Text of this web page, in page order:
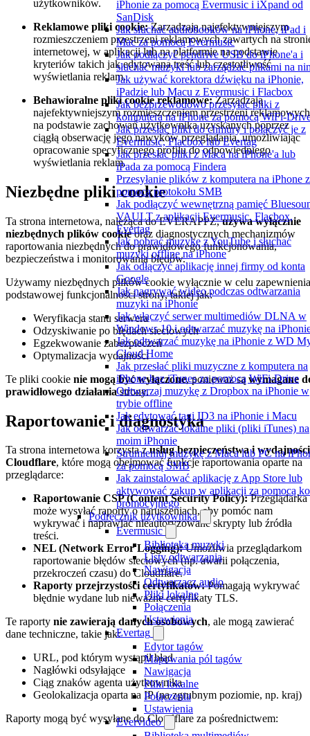
iPhonie za pomocą Evermusic i iXpand od
SanDisk
Jak słuchać audiobooków na iPhone, iPad i
Mac za pomocą Evermusic
Jak podłączyć pendrive USB do iPhone'a i
słuchać muzyki lub zarządzać plikami na
Jak używać korektora dźwięku na iPhonie,
iPadzie lub Macu z Evermusic i Flacbox
Jak bezprzewodowo przesyłać pliki z
komputera na iPhone za pomocą WiFi-
Jak przesłać pliki do chmury i połączyć je z
Evermusic, Flacbox lub Evertag
Jak przesłać pliki z Maca na iPhone'a lub
iPada za pomocą Findera
Przesyłanie plików z komputera na iPhone
pomocą protokołu SMB
Jak podłączyć wewnętrzną pamięć
VAULT z aplikacji Evermusic, Flacbox,
Evertag
Jak pobrać muzykę z YouTube i słuchać
muzyki offline na iPhone
Jak odłączyć aplikację innej firmy od konta
Google
Jak nagrywać wideo podczas odtwarzania
muzyki na iPhonie
Jak włączyć serwer multimediów DLNA w
Windows 10 i odtwarzać muzykę na
Jak odtwarzać muzykę na iPhonie z WD
Cloud Home
Jak przesłać pliki muzyczne z komputera na
iPhone bez iTunes za pomocą WiFi-Drive
Odtwarzaj muzykę z Dropbox na iPhonie w
trybie offline
Jak edytować tagi ID3 na iPhonie i Macu
Jak odtwarzać lokalne pliki (pliki iTunes) na
moim iPhonie
Strumieniuj muzykę z Maca lub PC na
za pomocą SMB
Jak zainstalować aplikację z App Store lub
aktywować zakup w aplikacji za pomocą
promocyjnego
Podręcznik użytkownika
Evermusic
Biblioteka muzyki
Listy odtwarzania
Nawigacja
Odtwarzacz audio
Pliki lokalne
Połączenia
Ustawienia
Evertag
Edytor tagów
Mapowania pól tagów
Nawigacja
Pliki lokalne
Połączenia
Ustawienia
Evervideo
użytkowników.
Reklamowe pliki cookie:Zarządzają najefektywniejszym
rozmieszczeniem przestrzeni reklamowych zawartych na
internetowej, w aplikacji lub na platformie na podstawie
kryteriów takich jak edytowana treść lub częstotliwość
wyświetlania reklam.
Behawioralne pliki cookie reklamowe:Zarządzają
najefektywniejszym rozmieszczeniem przestrzeni reklamowych
na podstawie zachowań użytkownika uzyskanych poprzez
ciągłą obserwację jego nawyków przeglądania, umożliwiając
opracowanie specyficznego profilu do odpowiedniego
wyświetlania reklam.
Niezbędne pliki cookie
Ta strona internetowa, należąca do EVERAPPZ,używa wyłącznie
niezbędnych plików cookieoraz diagnostycznych mechanizmów
raportowania niezbędnych do prawidłowego funkcjonowania,
bezpieczeństwa i monitorowania błędów.
Używamy niezbędnych plików cookie wyłącznie w celu zapewnienia
podstawowej funkcjonalności strony, takiej jak:
Weryfikacja stanu serwera
Odzyskiwanie po błędach sieciowych
Egzekwowanie zabezpieczeń
Optymalizacja wydajności
Te pliki cookie nie mogą być wyłączone, ponieważ sąwymagane
prawidłowego działaniastrony.
Raportowanie i diagnostyka
Ta strona internetowa korzysta zusług bezpieczeństwa i wydajności
Cloudflare, które mogą obejmować funkcje raportowania oparte na
przeglądarce:
Raportowanie CSP (Content Security Policy):Przeglądarka
może wysyłać raporty o naruszeniach, aby pomóc nam
wykrywać i naprawiać nieautoryzowane skrypty lub źródła
treści.
NEL (Network Error Logging):Umożliwia przeglądarkom
raportowanie błędów sieciowych (np. awarii połączenia,
przekroczeń czasu) do Cloudflare.
Raporty przejrzystości certyfikatów:Pomagają wykrywać
błędnie wydane lub nieważne certyfikaty TLS.
Te raporty nie zawierają danych osobowych, ale mogą zawierać
dane techniczne, takie jak:
URL, pod którym wystąpił błąd
Nagłówki odsyłające
Ciąg znaków agenta użytkownika
Geolokalizacja oparta na IP (na zgrubnym poziomie, np. kraj)
Raporty mogą być wysyłane do Cloudflare za pośrednictwem: